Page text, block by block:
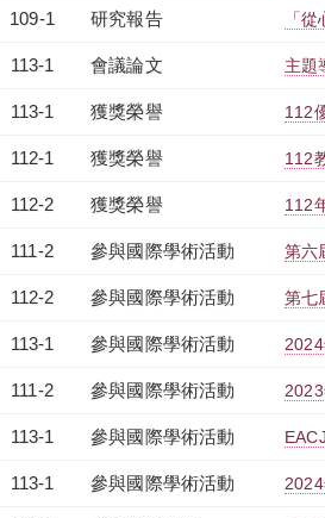
109-1 研究報告 「
113-1 會議論文 主題
113-1 獲獎榮譽 112
112-1 獲獎榮譽 112
112-2 獲獎榮譽 112
111-2 參與國際學術活動 第六
112-2 參與國際學術活動 第七
113-1 參與國際學術活動
111-2 參與國際學術活動
113-1 參與國際學術活動
113-1 參與國際學術活動